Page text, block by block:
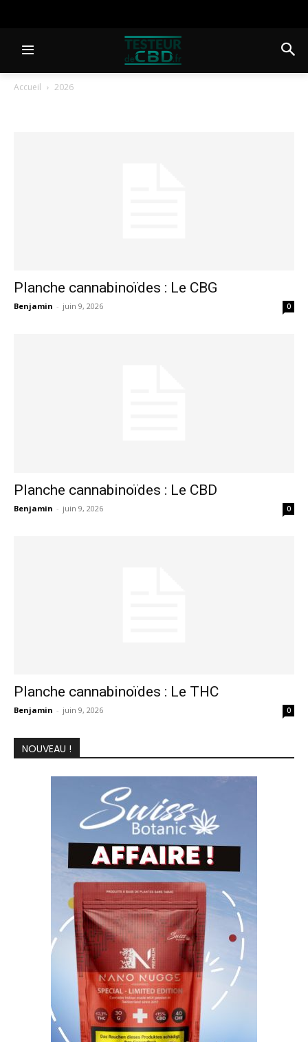
Accueil 2026
Planche cannabinoïdes : Le CBG
Benjamin - juin 9, 2026 0
Planche cannabinoïdes : Le CBD
Benjamin - juin 9, 2026 0
Planche cannabinoïdes : Le THC
Benjamin - juin 9, 2026 0
NOUVEAU !